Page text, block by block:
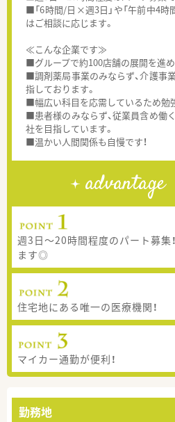
■「6時間/日×週3日」や「午前中4時
はご相談に応じます。
≪こんな企業です≫
■グループで約100店舗の展開を進
■調剤薬局事業のみならず、介護事
指しております。
■幅広い科目を応需しているため勉
■患者様のみならず、従業員含め働
社を目指しています。
■温かい人間関係も自慢です！
advantage
週3日～20時間程度のパート募集
ます◎
住宅地にある唯一の医療機関！
マイカー通勤が便利！
勤務地